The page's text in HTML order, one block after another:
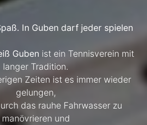
In Guben darf jeder spielen
Guben ist ein Tennisverein mit
langer Tradition.
Zeiten ist es immer wieder
gelungen,
das rauhe Fahrwasser zu
manövrieren und